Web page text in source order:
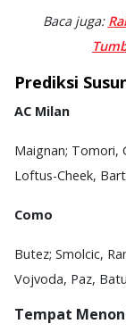
Baca juga:
Prediksi
AC Milan
Maignan; Tomori,
Loftus-Cheek,
Como
Butez; Smolcic,
Vojvoda, Paz,
Tempat